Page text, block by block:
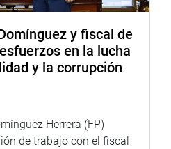
y fiscal de
en la lucha
y la corrupción
Herrera (FP)
de trabajo con el fiscal